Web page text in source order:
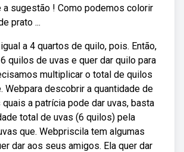
a sugestão ! Como podemos colorir
prato ...
a 4 quartos de quilo, pois. Então,
quilos de uvas e quer dar quilo para
multiplicar o total de quilos
Webpara descobrir a quantidade de
a patrícia pode dar uvas, basta
total de uvas (6 quilos) pela
que. Webpriscila tem algumas
dar aos seus amigos. Ela quer dar